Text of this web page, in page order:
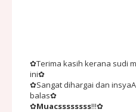
✿Terima kasih kerana sudi
ini✿
✿Sangat dihargai dan
balas✿
✿Muacssssssss!!!✿